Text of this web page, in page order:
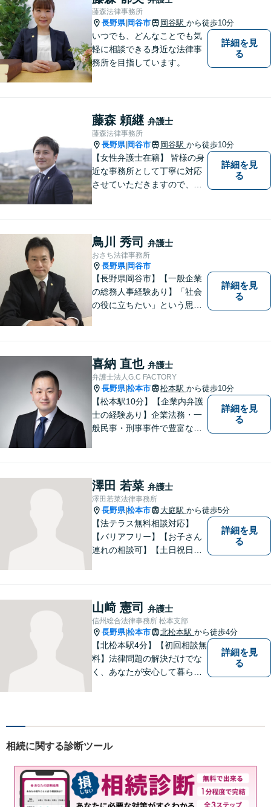
ださい。
藤森法律事務所
長野県| 岡谷市 岡谷駅 から徒歩10分
いつでも、どんなことでも気
軽に相談できる身近な法律事
務所を目指しています。
詳細を見
る
藤森 頼継 弁護士
藤森法律事務所
長野県| 岡谷市 岡谷駅 から徒歩10分
【女性弁護士在籍】 皆様の身
近な事務所として丁寧に対応
させていただきますので、お
詳細を見
る
鳥川 秀司 弁護士
おさち法律事務所
長野県| 岡谷市
【長野県岡谷市】【一般企業
の総務人事経験あり】「社会
の役に立ちたい」という思い
谷市・長野県中南信の人々の
権利を守るために懸命に働き
ます。離婚・借金・交通事故
などお気軽にご相談くださ
い。
詳細を見
る
喜納 直也 弁護士
弁護士法人G.C FACTORY
長野県|松本市 松本駅 から徒歩10分
【松本駅10分】【企業内弁護
士の経験あり】企業法務・一
般民事・刑事事件で豊富な実
供します。
詳細を見
る
澤田 若菜 弁護士
澤田若菜法律事務所
長野県|松本市 大庭駅 から徒歩5分
【法テラス無料相談対応】
【バリアフリー】【お子さん
連れの相談可】【土日祝日応
詳細を見
る
山﨑 憲司 弁護士
信州総合法律事務所 松本支部
長野県|松本市 北松本駅 から徒歩4分
【北松本駅4分】【初回相談無
料】法律問題の解決だけでな
く、あなたが安心して暮らせ
せください。お気持ちに寄り
よう全力を尽くします。【法
テラス利用可】
詳細を見
る
相続に関する診断ツール